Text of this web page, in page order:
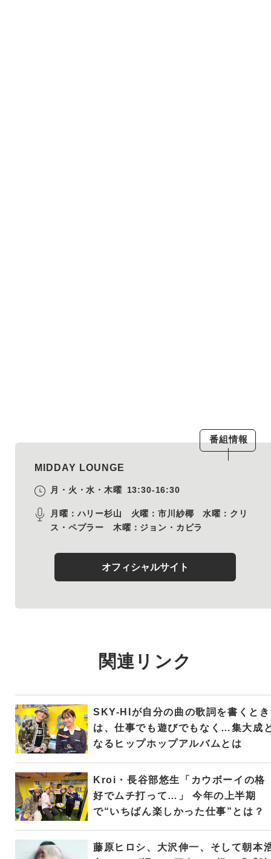
番組情報
MIDDAY LOUNGE
月・火・水・木曜 13:30-16:30
月曜：ハリー杉山 火曜：市川紗椰 水曜：クリ
ス・ペプラー 木曜：ジョン・カビラ
オフィシャルサイト
関連リンク
SKY-HIが自分の曲の歌詞を書くとき
は、仕事でも遊びでもなく…集大成
なるヒップホップアルバムとは
Kroi・長谷部悠生「カウボーイの格
好でムチ打って…」 今年の上半期
で“いちばん楽しかった仕事”とは？
藤原ヒロシ、大沢伸一、そして朝本